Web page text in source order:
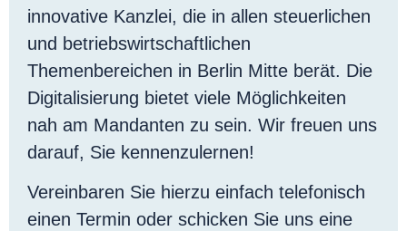
innovative Kanzlei, die in allen steuerlichen
und betriebswirtschaftlichen
Themenbereichen in Berlin Mitte berät. Die
Digitalisierung bietet viele Möglichkeiten
nah am Mandanten zu sein. Wir freuen uns
darauf, Sie kennenzulernen!
Vereinbaren Sie hierzu einfach telefonisch
einen Termin oder schicken Sie uns eine